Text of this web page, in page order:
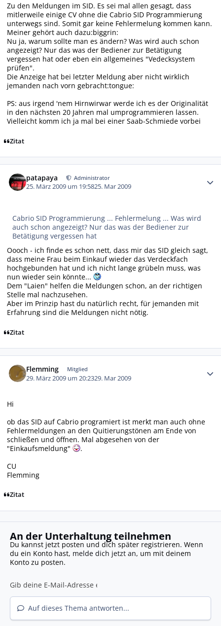
Zu den Meldungen im SID. Es sei mal allen gesagt, dass
mitlerweile einige CV ohne die Cabrio SID Programmierung
unterwegs sind. Somit gar keine Fehlermelung kommen kann.
Meiner gehört auch dazu:biggrin:
Nu ja, warum sollte man es ändern? Was wird auch schon
angezeigt? Nur das was der Bediener zur Betätigung
vergessen hat oder eben ein allgemeines "Vedecksystem
prüfen".
Die Anzeige hat bei letzter Meldung aber nicht wirklich
jemanden nach vorn gebracht:tongue:
PS: aus irgend 'nem Hirnwirwar werde ich es der Originalität
in den nächsten 20 Jahren mal umprogrammieren lassen.
Vielleicht komm ich ja mal bei einer Saab-Schmiede vorbei
Zitat
patapaya Administrator
25. März 2009 um 19:5825. Mar 2009
Cabrio SID Programmierung ... Fehlermelung ... Was wird
auch schon angezeigt? Nur das was der Bediener zur
Betätigung vergessen hat
Oooch - ich finde es schon nett, dass mir das SID gleich sagt,
dass meine Frau beim Einkauf wieder das Verdeckfach
hochgebunden hat und ich nicht lange grübeln muss, was
nun wieder sein könnte...
Dem "Laien" helfen die Meldungen schon, an der richtigen
Stelle mal nachzusehen.
Aber im Prinzip hast du natürlich recht, für jemanden mit
Erfahrung sind die Meldungen nicht nötig.
Zitat
Flemming Mitglied
29. März 2009 um 20:2329. Mar 2009
Hi
ob das SID auf Cabrio programiert ist merkt man auch ohne
Fehlermeldungen an den Quitierungstönen am Ende von
schließen und öffnen. Mal abgesehen von der
"Einkaufsmeldung"
.
CU
Flemming
Zitat
An der Unterhaltung teilnehmen
Du kannst jetzt posten und dich später registrieren. Wenn
du ein Konto hast, melde dich jetzt an, um mit deinem
Konto zu posten.
Auf dieses Thema antworten...